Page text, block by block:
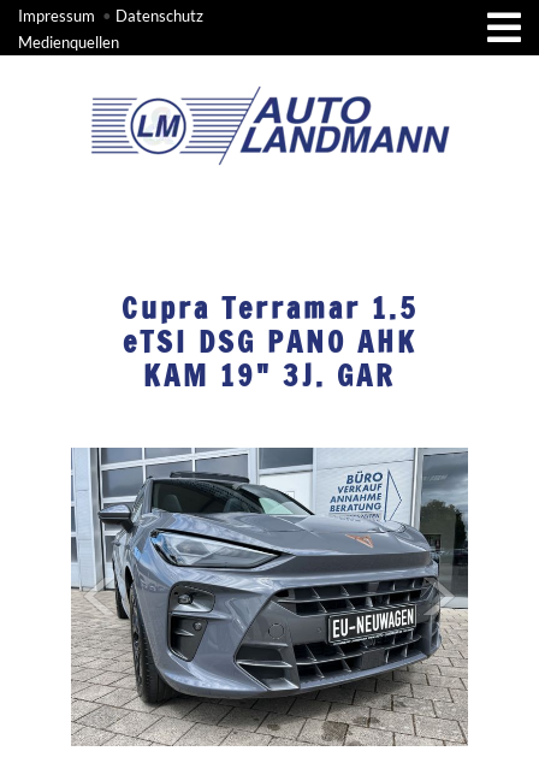
Impressum • Datenschutz
Medienquellen
Cupra Terramar 1.5
eTSI DSG PANO AHK
KAM 19" 3J. GAR